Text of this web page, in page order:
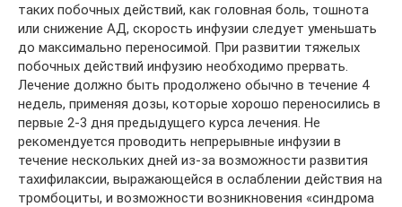
таких побочных действий, как головная боль, тошнота
или снижение АД, скорость инфузии следует уменьшать
до максимально переносимой. При развитии тяжелых
побочных действий инфузию необходимо прервать.
Лечение должно быть продолжено обычно в течение 4
недель, применяя дозы, которые хорошо переносились в
первые 2-3 дня предыдущего курса лечения. Не
рекомендуется проводить непрерывные инфузии в
течение нескольких дней из-за возможности развития
тахифилаксии, выражающейся в ослаблении действия на
тромбоциты, и возможности возникновения «синдрома